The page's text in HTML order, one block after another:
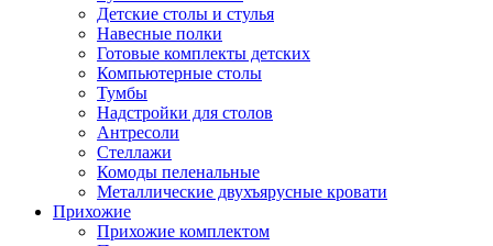
Детские столы и стулья
Навесные полки
Готовые комплекты детских
Компьютерные столы
Тумбы
Надстройки для столов
Антресоли
Стеллажи
Комоды пеленальные
Металлические двухъярусные кровати
Прихожие
Прихожие комплектом